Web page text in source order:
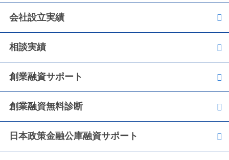
会社設立実績
相談実績
創業融資サポート
創業融資無料診断
日本政策金融公庫融資サポート